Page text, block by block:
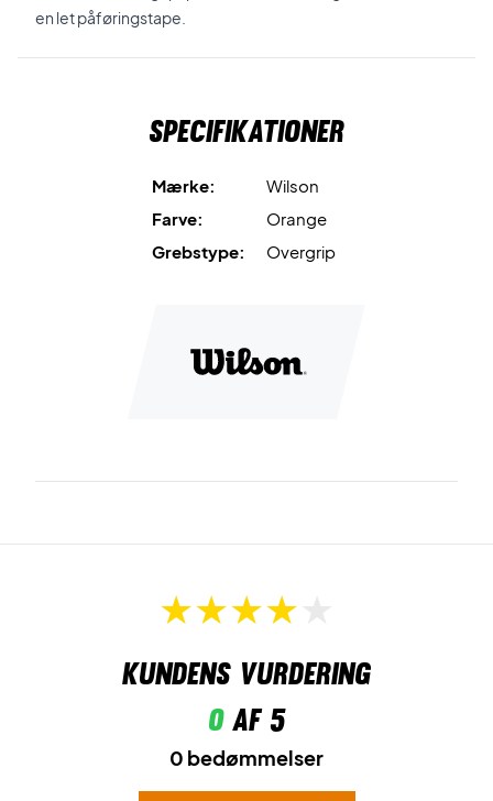
en let påføringstape.
Specifikationer
Mærke:
Wilson
Farve:
Orange
Grebstype:
Overgrip
Kundens vurdering
0af 5
0 bedømmelser